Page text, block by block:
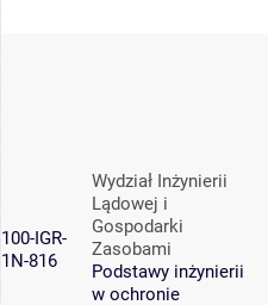
100-IGR-
1N-816
Wydział Inżynierii
Lądowej i
Gospodarki
Zasobami
Podstawy inżynierii
w ochronie